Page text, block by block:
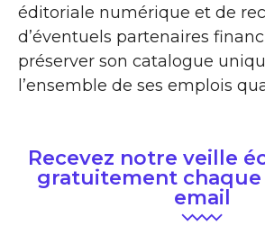
éditoriale numérique et de
d’éventuels partenaires
préserver son catalogue
l’ensemble de ses emplois
Recevez notre veille
gratuitement
email